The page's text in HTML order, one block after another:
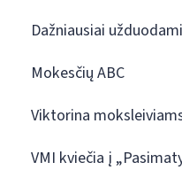
Dažniausiai
Mokesčių ABC
Viktorina
VMI kviečia į